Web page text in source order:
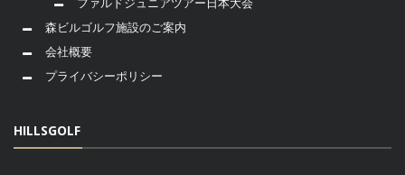
森ビルゴルフ施設のご案内
会社概要
プライバシーポリシー
HILLSGOLF